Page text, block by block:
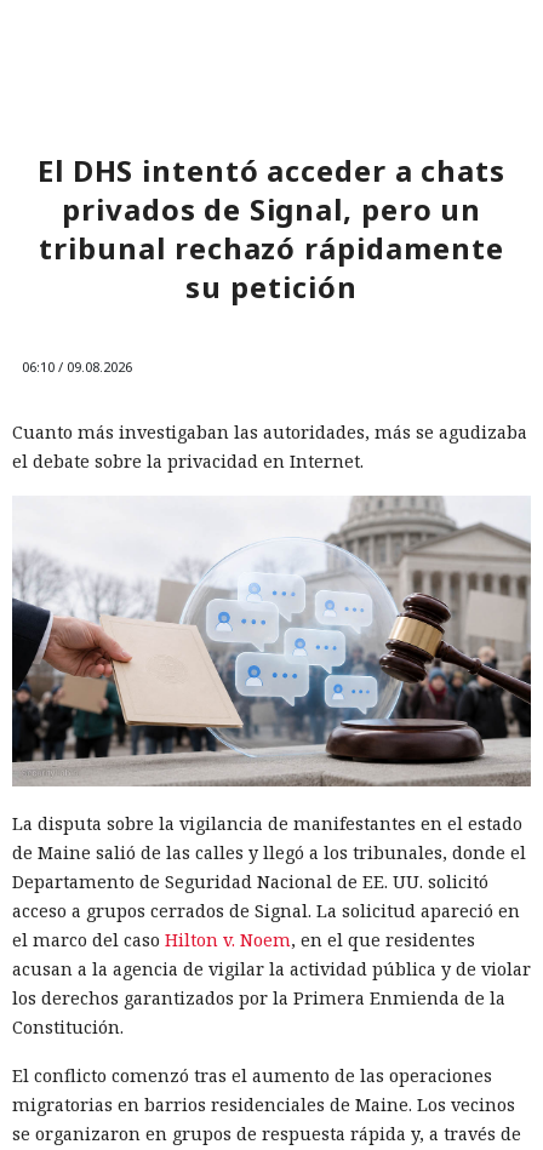
informáticos.
Las herramientas de IA gradualmente dejan de ser para los
atacantes solo una fuente de sugerencias y cada vez más
forman parte del propio ataque. Cisco Talos estudiólos
registros de uso de IA y descubrió que los modelos de
lenguaje ya ayudan a los hackers a crear herramientas
maliciosas, escalar operaciones y buscar vulnerabilidades, y
que las restricciones de seguridad en muchos casos se
eluden con bastante facilidad.
le decían al bot conversacional que controlaban
infraestructura verificable, calificaban la actividad como
pruebas o como parte de un programa de recompensas por
errores, o dividían una tarea peligrosa en varias fases que
parecían inofensivas. En varios casos, el modelo accedía tras
esa explicación. Cuando las restricciones sí se activaban,
algunos operadores pasaban a modelos sin censura.
un operador de infraestructura de DDoS que, según Talos,
tenía escasos conocimientos de programación. La IA ayudó a
recopilar y perfeccionar herramientas para controlar bots,
El DHS intentó acceder a chats
privados de Signal, pero un
tribunal rechazó rápidamente
su petición
06:10 / 09.08.2026
Cuanto más investigaban las autoridades, más se agudizaba
el debate sobre la privacidad en Internet.
La disputa sobre la vigilancia de manifestantes en el estado
de Maine salió de las calles y llegó a los tribunales, donde el
Departamento de Seguridad Nacional de EE. UU. solicitó
acceso a grupos cerrados de Signal. La solicitud apareció en
el marco del caso Hilton v. Noem, en el que residentes
acusan a la agencia de vigilar la actividad pública y de violar
los derechos garantizados por la Primera Enmienda de la
Constitución.
El conflicto comenzó tras el aumento de las operaciones
migratorias en barrios residenciales de Maine. Los vecinos
se organizaron en grupos de respuesta rápida y, a través de